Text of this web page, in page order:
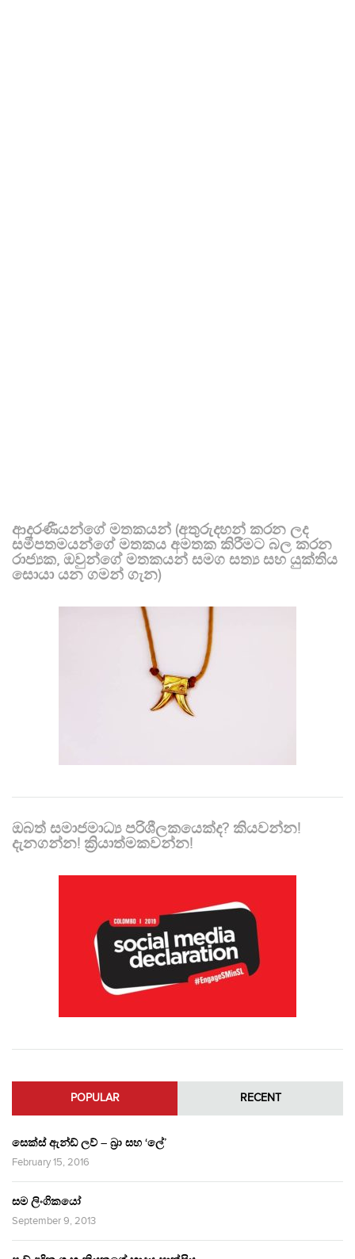
ආදරණීයන්ගේ මතකයන් (අතුරුදහන් කරන ලද
සමීපතමයන්ගේ මතකය අමතක කිරීමට බල කරන
රාජ්‍යක, ඔවුන්ගේ මතකයන් සමග සත්‍ය සහ යුක්තිය
සොයා යන ගමන් ගැන)
ඔබත් සමාජමාධ්‍ය පරිශීලකයෙක්ද? කියවන්න!
දැනගන්න! ක්‍රියාත්මකවන්න!
POPULAR RECENT
සෙක්ස් ඇන්ඩ් ලව් – බ්‍රා සහ ‘ලේ’
February 15, 2016
සම ලිංගිකයෝ
September 9, 2013